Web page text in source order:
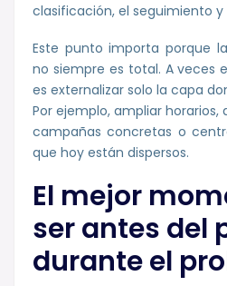
clasificación, el seguimiento
Este punto importa porque
no siempre es total. A veces
es externalizar solo la capa
Por ejemplo, ampliar
campañas concretas o
que hoy están dispersos.
El mejor
ser antes del
durante el